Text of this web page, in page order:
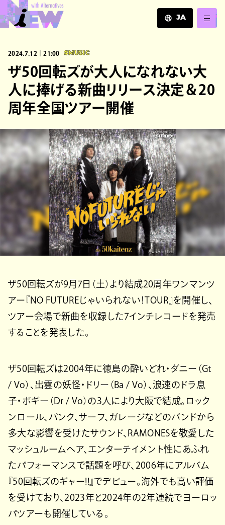
JA
ZH
2024.7.12｜21:00 #MUSIC
ザ50回転ズが大人になれない大
人に捧げる新曲リリース決定＆20
周年全国ツアー開催
ザ50回転ズが9月7日（土）より結成20周年ワンマンツ
アー『NO FUTUREじゃいられない！TOUR』を開催し、
ツアー会場で新曲を収録した7インチレコードを発売
することを発表した。
ザ50回転ズは2004年に徳島の酔いどれ・ダニー（Gt
/ Vo）、出雲の妖怪・ドリー（Ba / Vo）、浪速のドラ息
子・ボギー（Dr / Vo）の3人により大阪で結成。ロック
ンロール、パンク、サーフ、ガレージなどのバンドから
多大な影響を受けたサウンド、RAMONESを敬愛した
マッシュルームヘア、エンターテイメント性にあふれ
たパフォーマンスで話題を呼び、2006年にアルバム
『50回転ズのギャー!!』でデビュー。海外でも高い評価
を受けており、2023年と2024年の2年連続でヨーロッ
パツアーも開催している。